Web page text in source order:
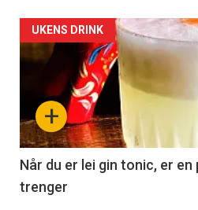
Forsiden
akkurat
nå
-
2
+
UKENS DRINK
Når du er lei gin tonic, er
trenger